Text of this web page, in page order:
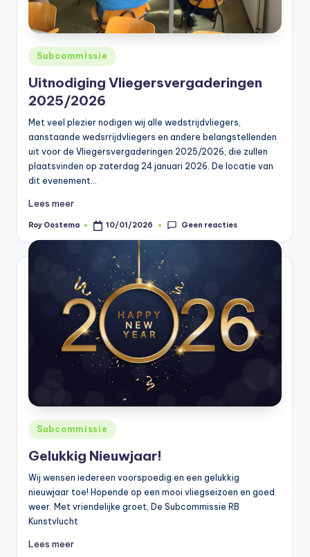
Geplaatst
in
Subcommissie
Uitnodiging Vliegersvergaderingen
2025/2026
Met veel plezier nodigen wij alle wedstrijdvliegers,
aanstaande wedsrrijdvliegers en andere belangstellenden
uit voor de Vliegersvergaderingen 2025/2026, die zullen
plaatsvinden op zaterdag 24 januari 2026. De locatie van
dit evenement…
Lees meer
Geplaatst
Roy Oostema 10/01/2026 Geen reacties
Geplaatst
in
Subcommissie
Gelukkig Nieuwjaar!
Wij wensen iedereen voorspoedig en een gelukkig
nieuwjaar toe! Hopende op een mooi vliegseizoen en goed
weer. Met vriendelijke groet, De Subcommissie RB
Kunstvlucht
Lees meer